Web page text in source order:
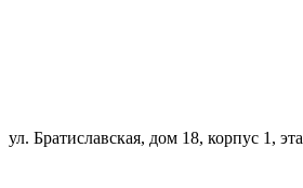
ул. Братиславская, дом 18, корпус 1,